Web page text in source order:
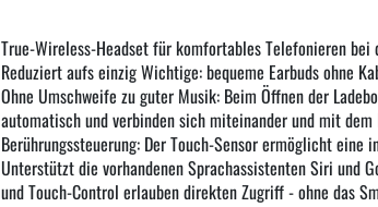
True-Wireless-Headset für komfortables Telefonieren
Reduziert aufs einzig Wichtige: bequeme Earbuds ohne
Ohne Umschweife zu guter Musik: Beim Öffnen der
automatisch und verbinden sich miteinander und mit dem
Berührungssteuerung: Der Touch-Sensor ermöglicht eine
Unterstützt die vorhandenen Sprachassistenten Siri und
und Touch-Control erlauben direkten Zugriff - ohne das